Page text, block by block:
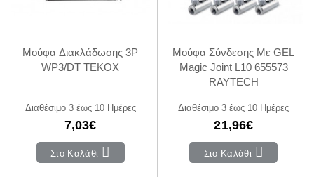
Μούφα Διακλάδωσης 3P
WP3/DT TEKOX
Διαθέσιμο 3 έως 10 Ημέρες
7,03€
Στο Καλάθι
Μούφα Σύνδεσης Με GEL
Magic Joint L10 655573
RAYTECH
Διαθέσιμο 3 έως 10 Ημέρες
21,96€
Στο Καλάθι